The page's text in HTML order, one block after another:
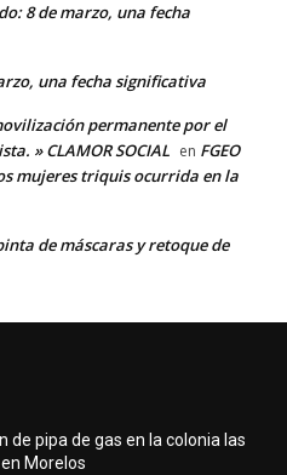
8 de marzo, una fecha
una fecha significativa
permanente por el
» CLAMOR SOCIAL en FGEO
mujeres triquis ocurrida en la
de máscaras y retoque de
de pipa de gas en la colonia las
Morelos